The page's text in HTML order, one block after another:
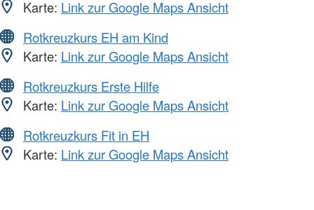
Karte: Link zur Google Maps Ansicht
Rotkreuzkurs EH am Kind
Karte: Link zur Google Maps Ansicht
Rotkreuzkurs Erste Hilfe
Karte: Link zur Google Maps Ansicht
Rotkreuzkurs Fit in EH
Karte: Link zur Google Maps Ansicht